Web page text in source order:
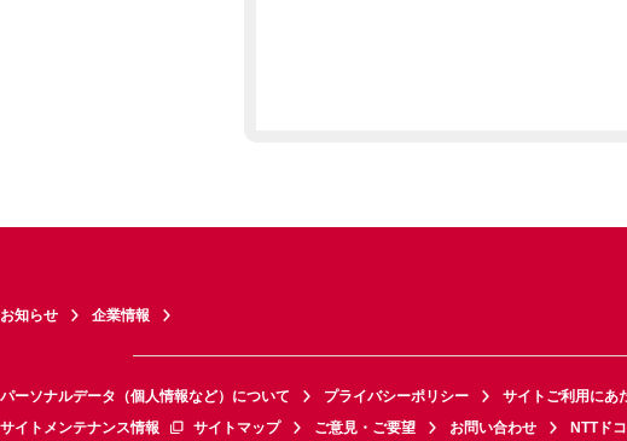
お知らせ 企業情報
パーソナルデータ（個人情報など）について プライバシーポリシー サイトご利用にあ
サイトメンテナンス情報
サイトマップ ご意見・ご要望 お問い合わせ NTTド